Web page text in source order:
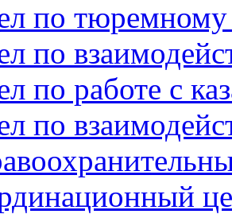
по
по
по работе с
по